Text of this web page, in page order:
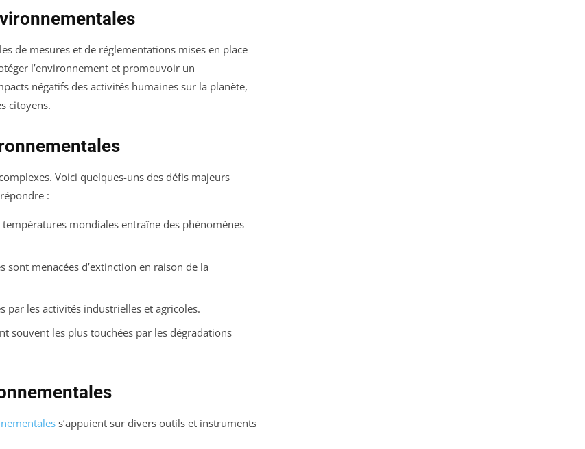
de mesures et de réglementations mises en place
l’environnement et promouvoir un
négatifs des activités humaines sur la planète,
citoyens.
Voici quelques-uns des défis majeurs
:
mondiales entraîne des phénomènes
sont menacées d’extinction en raison de la
par les activités industrielles et agricoles.
souvent les plus touchées par les dégradations
s’appuient sur divers outils et instruments